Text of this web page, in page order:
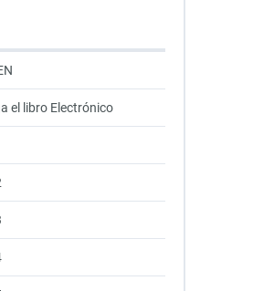
el libro Electrónico